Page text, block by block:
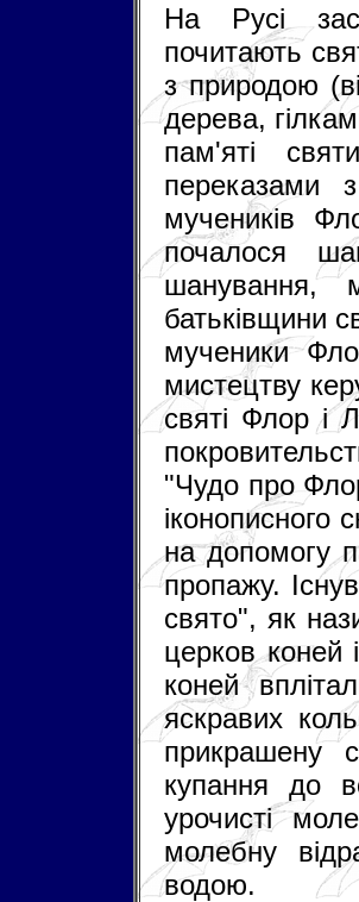
На Русі
почитають
з природою
дерева,
пам'яті
переказами
мучеників
почалося
батьківщини
мученики
мистецтву
святі Флор і
"Чудо про
іконописного
на допомогу
пропажу.
свято", як
церков коней
коней
яскравих
прикрашену
купання до
урочисті
молебну
водою.